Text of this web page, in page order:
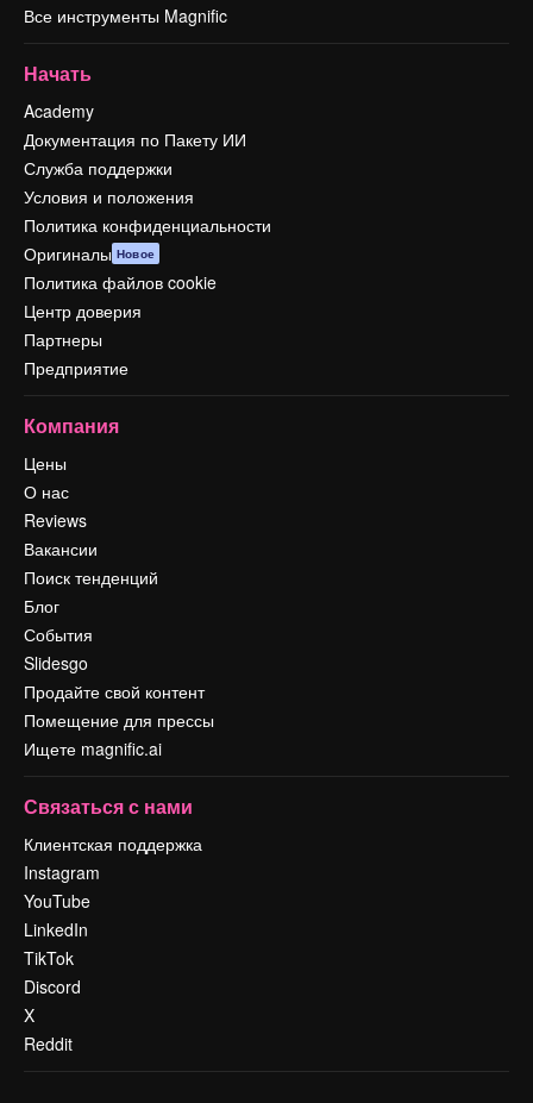
Все инструменты Magnific
Начать
Academy
Документация по Пакету ИИ
Служба поддержки
Условия и положения
Политика конфиденциальности
Оригиналы Новое
Политика файлов cookie
Центр доверия
Партнеры
Предприятие
Компания
Цены
О нас
Reviews
Вакансии
Поиск тенденций
Блог
События
Slidesgo
Продайте свой контент
Помещение для прессы
Ищете magnific.ai
Связаться с нами
Клиентская поддержка
Instagram
YouTube
LinkedIn
TikTok
Discord
X
Reddit